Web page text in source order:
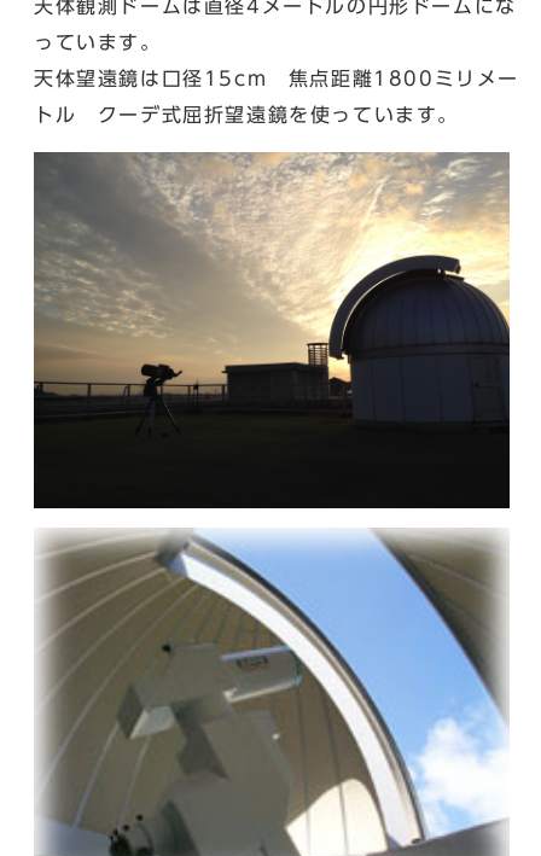
天体観測ドームは直径4メートルの円形ドームにな
っています。
天体望遠鏡は口径15cm 焦点距離1800ミリメー
トル クーデ式屈折望遠鏡を使っています。